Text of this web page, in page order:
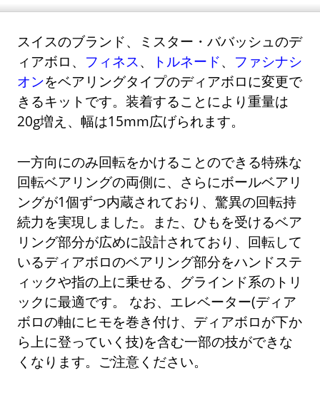
スイスのブランド、ミスター・ババッシュのデ
ィアボロ、 フィネス 、 トルネード、 ファシナシ
オンをベアリングタイプのディアボロに変更で
きるキットです。装着することにより重量は
20g増え、幅は15mm広げられます。
一方向にのみ回転をかけることのできる特殊な
回転ベアリングの両側に、さらにボールベアリ
ングが1個ずつ内蔵されており、驚異の回転持
続力を実現しました。また、ひもを受けるベア
リング部分が広めに設計されており、回転して
いるディアボロのベアリング部分をハンドステ
ィックや指の上に乗せる、グラインド系のトリ
ックに最適です。 なお、エレベーター(ディア
ボロの軸にヒモを巻き付け、ディアボロが下か
ら上に登っていく技)を含む一部の技ができな
くなります。ご注意ください。